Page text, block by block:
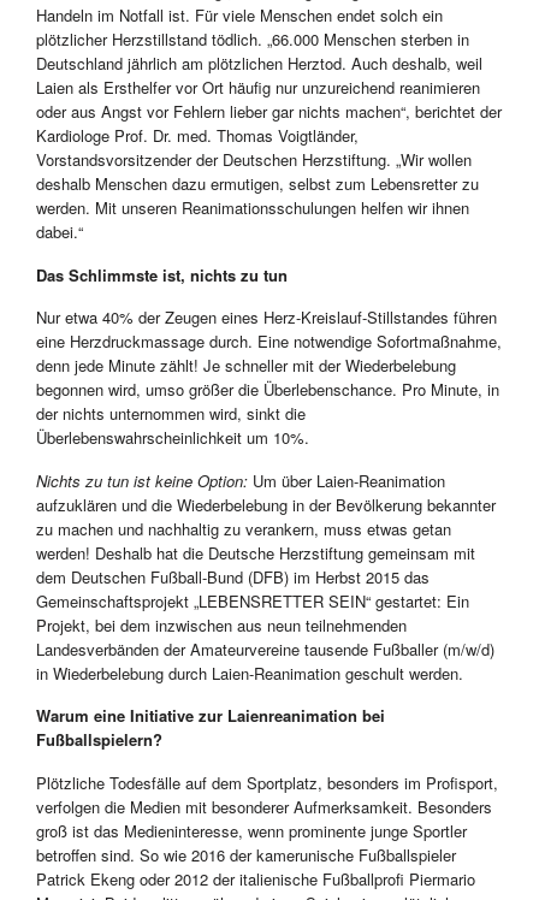
Handeln im Notfall ist. Für viele Menschen endet solch ein
plötzlicher Herzstillstand tödlich. „66.000 Menschen sterben in
Deutschland jährlich am plötzlichen Herztod. Auch deshalb, weil
Laien als Ersthelfer vor Ort häufig nur unzureichend reanimieren
oder aus Angst vor Fehlern lieber gar nichts machen“, berichtet der
Kardiologe Prof. Dr. med. Thomas Voigtländer,
Vorstandsvorsitzender der Deutschen Herzstiftung. „Wir wollen
deshalb Menschen dazu ermutigen, selbst zum Lebensretter zu
werden. Mit unseren Reanimationsschulungen helfen wir ihnen
dabei.“
Das Schlimmste ist, nichts zu tun
Nur etwa 40% der Zeugen eines Herz-Kreislauf-Stillstandes führen
eine Herzdruckmassage durch. Eine notwendige Sofortmaßnahme,
denn jede Minute zählt! Je schneller mit der Wiederbelebung
begonnen wird, umso größer die Überlebenschance. Pro Minute, in
der nichts unternommen wird, sinkt die
Überlebenswahrscheinlichkeit um 10%.
Nichts zu tun ist keine Option:Um über Laien-Reanimation
aufzuklären und die Wiederbelebung in der Bevölkerung bekannter
zu machen und nachhaltig zu verankern, muss etwas getan
werden! Deshalb hat die Deutsche Herzstiftung gemeinsam mit
dem Deutschen Fußball-Bund (DFB) im Herbst 2015 das
Gemeinschaftsprojekt „LEBENSRETTER SEIN“ gestartet: Ein
Projekt, bei dem inzwischen aus neun teilnehmenden
Landesverbänden der Amateurvereine tausende Fußballer (m/w/d)
in Wiederbelebung durch Laien-Reanimation geschult werden.
Warum eine Initiative zur Laienreanimation bei
Fußballspielern?
Plötzliche Todesfälle auf dem Sportplatz, besonders im Profisport,
verfolgen die Medien mit besonderer Aufmerksamkeit. Besonders
groß ist das Medieninteresse, wenn prominente junge Sportler
betroffen sind. So wie 2016 der kamerunische Fußballspieler
Patrick Ekeng oder 2012 der italienische Fußballprofi Piermario